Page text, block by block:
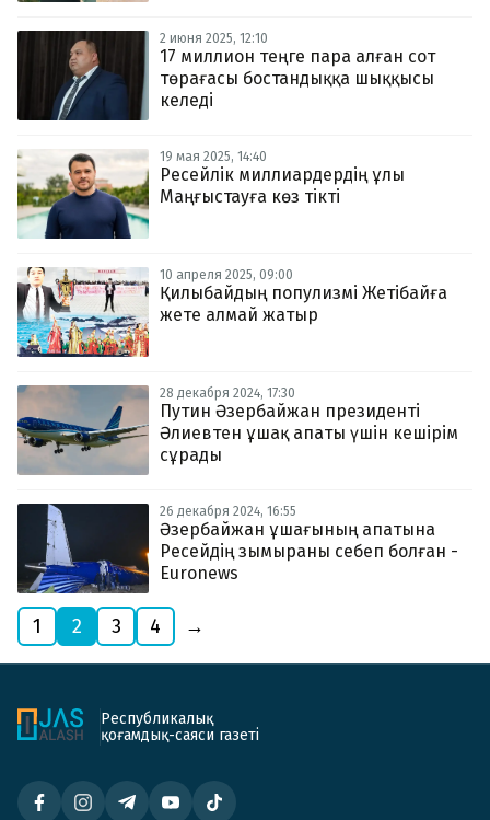
2 июня 2025, 12:10
17 миллион теңге пара алған сот
төрағасы бостандыққа шыққысы
келеді
19 мая 2025, 14:40
Ресейлік миллиардердің ұлы
Маңғыстауға көз тікті
10 апреля 2025, 09:00
Қилыбайдың популизмі Жетібайға
жете алмай жатыр
28 декабря 2024, 17:30
Путин Әзербайжан президенті
Әлиевтен ұшақ апаты үшін кешірім
сұрады
26 декабря 2024, 16:55
Әзербайжан ұшағының апатына
Ресейдің зымыраны себеп болған -
Euronews
1 2 3 4 →
Республикалық
қоғамдық-саяси газеті